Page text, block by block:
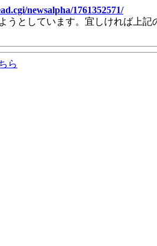
newsalpha/1761352571/
うとしています。宜しければ上
ら